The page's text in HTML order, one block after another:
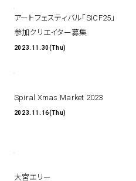
アートフェスティバル「SICF25」
参加クリエイター募集
2023.11.30(Thu)
Spiral Xmas Market 2023
2023.11.16(Thu)
大宮エリー